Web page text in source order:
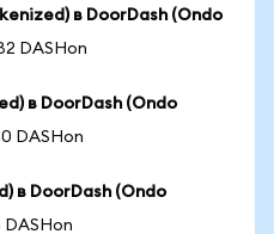
в DoorDash (Ondo
DASHon
в DoorDash (Ondo
DASHon
в DoorDash (Ondo
DASHon